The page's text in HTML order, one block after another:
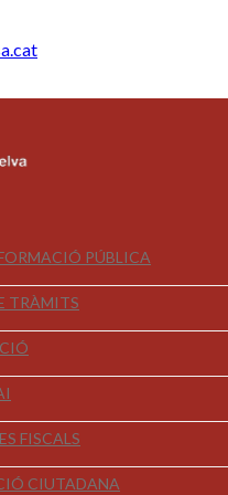
PÚBLICA
TRÀMITS
FISCALS
CIUTADANA